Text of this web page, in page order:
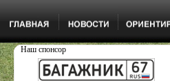
Наш спонсор